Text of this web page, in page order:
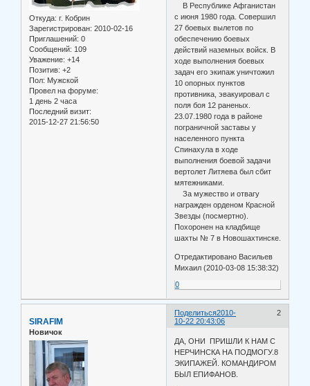
Откуда: г. Кобрин
Зарегистрирован: 2010-02-16
Приглашений: 0
Сообщений: 109
Уважение: +14
Позитив: +2
Пол: Мужской
Провел на форуме:
1 день 2 часа
Последний визит:
2015-12-27 21:56:50
В Республике Афганистан
с июня 1980 года. Совершил
27 боевых вылетов по
обеспечению боевых
действий наземных войск. В
ходе выполнения боевых
задач его экипаж уничтожил
10 опорных пунктов
противника, эвакуировал с
поля боя 12 раненых.
23.07.1980 года в районе
пограничной заставы у
населенного пункта
Спинахула в ходе
выполнения боевой задачи
вертолет Литяева был сбит
мятежниками.
За мужество и отвагу
награжден орденом Красной
Звезды (посмертно).
Похоронен на кладбище
шахты № 7 в Новошахтинске.
Отредактировано Васильев
Михаил (2010-03-08 15:38:32)
0
Поделиться 2
2010-
10-22 20:43:06
SIRAFIM
Новичок
ДА, ОНИ ПРИШЛИ К НАМ С
НЕРЧИНСКА НА ПОДМОГУ.8
ЭКИПАЖЕЙ. КОМАНДИРОМ
БЫЛ ЕПИФАНОВ.